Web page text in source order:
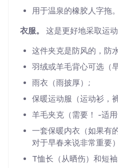
用于温泉的橡胶人字拖。
衣服。 这是更好地采取运
这件夹克是防风的，防
羽绒或羊毛背心可选（
雨衣（雨披厚）;
保暖运动服（运动衫，
羊毛夹克（需要！ -适
一套保暖内衣（如果有
对于早春来说非常重要
T恤长（从晒伤）和短